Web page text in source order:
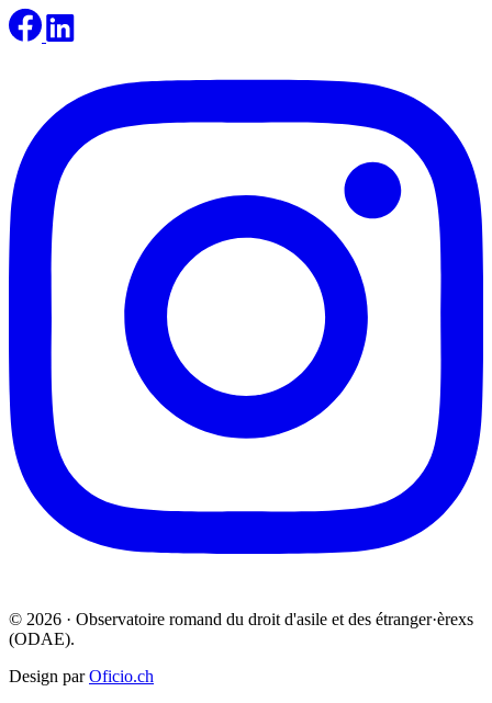
© 2026 · Observatoire romand du droit d'asile et des étranger·èrexs
(ODAE).
Design parOficio.ch